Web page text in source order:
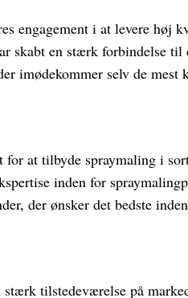
engagement i at levere høj
skabt en stærk forbindelse til
imødekommer selv de mest
for at tilbyde spraymaling i
inden for
der ønsker det bedste
stærk tilstedeværelse på